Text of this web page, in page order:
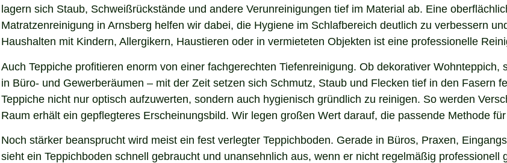
lagern sich Staub, Schweißrückstände und andere Verunreinigungen tief im Material ab. Eine
Matratzenreinigung in Arnsberg helfen wir dabei, die Hygiene im Schlafbereich deutlich zu verbessern
Haushalten mit Kindern, Allergikern, Haustieren oder in vermieteten Objekten ist eine professionelle
Auch Teppiche profitieren enorm von einer fachgerechten Tiefenreinigung. Ob dekorativer
in Büro- und Gewerberäumen – mit der Zeit setzen sich Schmutz, Staub und Flecken tief in den Fasern
Teppiche nicht nur optisch aufzuwerten, sondern auch hygienisch gründlich zu reinigen. So werden
Raum erhält ein gepflegteres Erscheinungsbild. Wir legen großen Wert darauf, die passende Methode
Noch stärker beansprucht wird meist ein fest verlegter Teppichboden. Gerade in Büros, Praxen,
sieht ein Teppichboden schnell gebraucht und unansehnlich aus, wenn er nicht regelmäßig